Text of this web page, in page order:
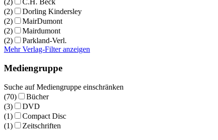
(2)
C.H. Beck
(2)
Dorling Kindersley
(2)
MairDumont
(2)
Mairdumont
(2)
Parkland-Verl.
Mehr Verlag-Filter anzeigen
Mediengruppe
Suche auf Mediengruppe einschränken
(70)
Bücher
(3)
DVD
(1)
Compact Disc
(1)
Zeitschriften